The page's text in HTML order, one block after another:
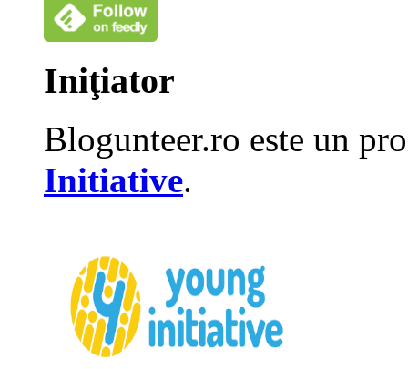
Iniţiator
Blogunteer.ro este un
Initiative.